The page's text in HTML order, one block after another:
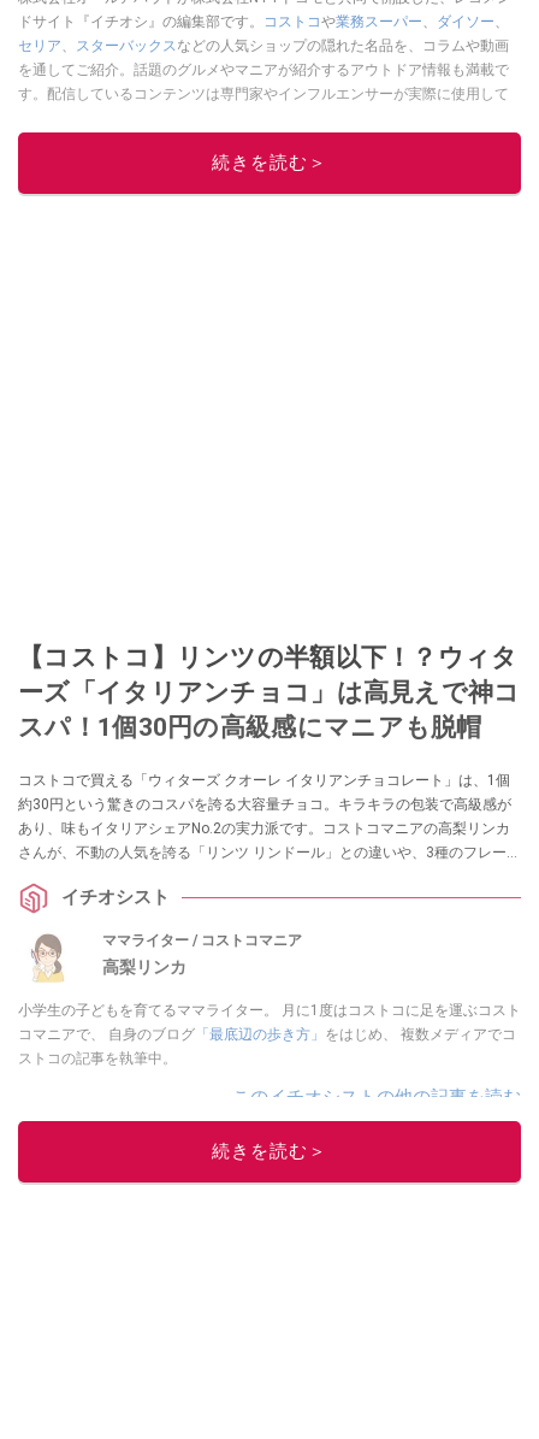
ドサイト『イチオシ』の編集部です。
コストコや業務スーパー ダイソー
セリア
スターバックス などの人気ショップの隠れた名品を、コラムや動画
を通してご紹介。話題のグルメやマニアが紹介するアウトドア情報も満載で
す。配信しているコンテンツは専門家やインフルエンサーが実際に使用して
ニュースでフォロー
続きを読む＞
【コストコ】リンツの半額以下！？ウィタ
ーズ「イタリアンチョコ」は高見えで神コ
スパ！1個30円の高級感にマニアも脱帽
コストコで買える「ウィターズ クオーレ イタリアンチョコレート」は、1個
約30円という驚きのコスパを誇る大容量チョコ。キラキラの包装で高級感が
あり、味もイタリアシェアNo.2の実力派です。コストコマニアの高梨リンカ
さんが、不動の人気を誇る「リンツ リンドール」との違いや、3種のフレーバ
イチオシスト
ママライター / コストコマニア
高梨リンカ
小学生の子どもを育てるママライター。 月に1度はコストコに足を運ぶコスト
コマニアで、 自身のブログ 「最底辺の歩き方」 をはじめ、 複数メディアでコ
ストコの記事を執筆中。
このイチオシストの他の記事を読む
続きを読む＞